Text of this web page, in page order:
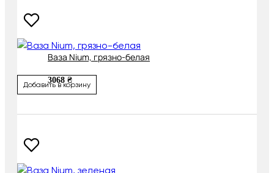
Ваза Nium, грязно-белая
3068 ₴
Добавить в корзину